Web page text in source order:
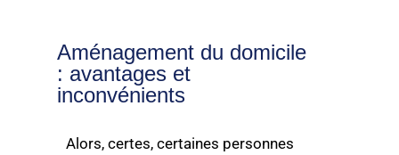
Aménagement du domicile
: avantages et
inconvénients
Alors, certes, certaines personnes